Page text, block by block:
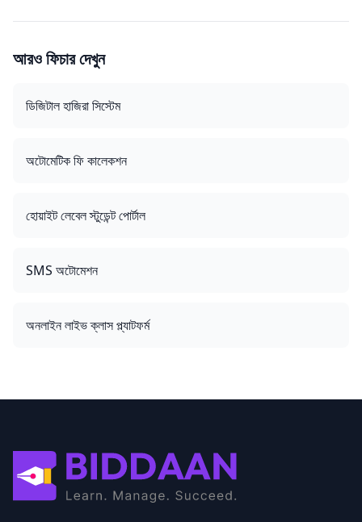
আরও ফিচার দেখুন
ডিজিটাল হাজিরা সিস্টেম
অটোমেটিক ফি কালেকশন
হোয়াইট লেবেল স্টুডেন্ট পোর্টাল
SMS অটোমেশন
অনলাইন লাইভ ক্লাস প্ল্যাটফর্ম